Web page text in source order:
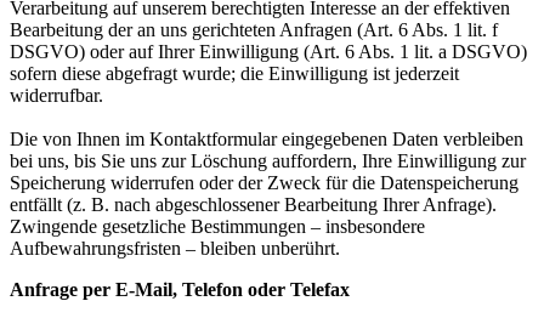
Verarbeitung auf unserem berechtigten Interesse an der effektiven
Bearbeitung der an uns gerichteten Anfragen (Art. 6 Abs. 1 lit. f
DSGVO) oder auf Ihrer Einwilligung (Art. 6 Abs. 1 lit. a DSGVO)
sofern diese abgefragt wurde; die Einwilligung ist jederzeit
widerrufbar.
Die von Ihnen im Kontaktformular eingegebenen Daten verbleiben
bei uns, bis Sie uns zur Löschung auffordern, Ihre Einwilligung zur
Speicherung widerrufen oder der Zweck für die Datenspeicherung
entfällt (z. B. nach abgeschlossener Bearbeitung Ihrer Anfrage).
Zwingende gesetzliche Bestimmungen – insbesondere
Aufbewahrungsfristen – bleiben unberührt.
Anfrage per E-Mail, Telefon oder Telefax